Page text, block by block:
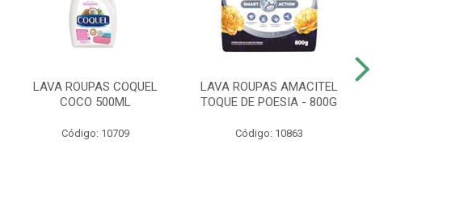
LAVA ROUPAS COQUEL
COCO 500ML
Código: 10709
LAVA ROUPAS AMACITEL
TOQUE DE POESIA - 800G
Código: 10863